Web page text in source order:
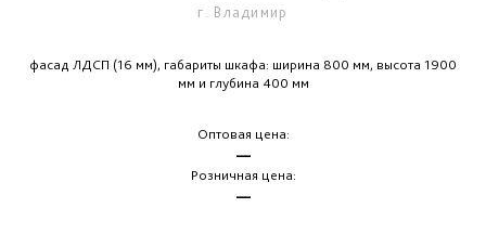
г. Владимир
фасад ЛДСП (16 мм), габариты шкафа: ширина 800 мм, высота 1900
мм и глубина 400 мм
Оптовая цена:
—
Розничная цена:
—